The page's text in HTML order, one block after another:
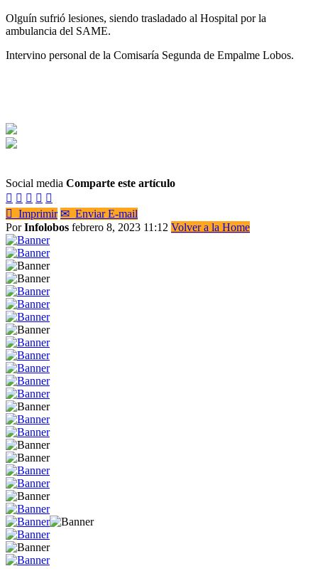
Olguín sufrió lesiones, siendo trasladado al Hospital por la
ambulancia del SAME.
Intervino personal de la Comisaría Segunda de Empalme Lobos.
Social media Comparte este artículo
    
 Imprimir ✉ Enviar E-mail
PorInfolobos febrero 8, 2023 11:12 Volver a la Home